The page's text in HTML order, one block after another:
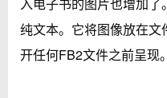
纯文本。它将图像放在
开任何FB2文件之前呈现。